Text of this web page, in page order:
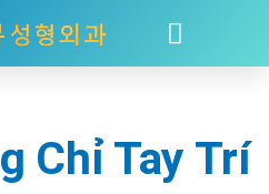
Chỉ Tay Trí